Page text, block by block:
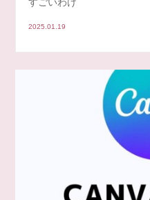
2025.01.19